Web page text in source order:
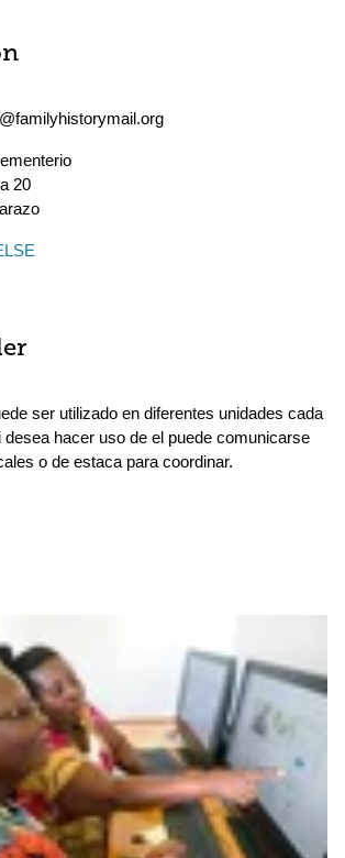
20
ser utilizado en diferentes unidades cada
hacer uso de el puede comunicarse
o de estaca para coordinar.